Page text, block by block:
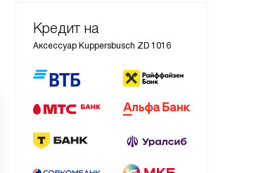
Кредит на
Аксессуар Kuppersbusch ZD 1016